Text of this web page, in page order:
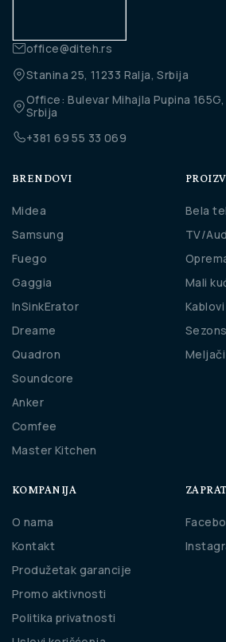
office@diteh.rs
Stanina 25, 11233 Ralja, Srbija
Office: Bulevar Mihajla Pupina
Srbija
+381 69 55 33 069
BRENDOVI
Midea
Samsung
Fuego
Gaggia
InSinkErator
Dreame
Quadron
Soundcore
Anker
Comfee
Master Kitchen
Bela
TV/
Mali
KOMPANIJA
O nama
Kontakt
Produžetak garancije
Promo aktivnosti
Politika privatnosti